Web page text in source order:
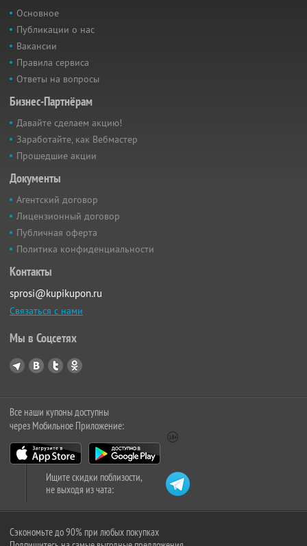
Основное
Публикации о нас
Вакансии
Правила сервиса
Ответы на вопросы
Бизнес-Партнёрам
Давайте сделаем акцию!
Заработайте, как Вебмастер
Прошедшие акции
Документы
Агентский договор
Лицензионный договор
Публичная оферта
Политика конфиденциальности
Контакты
sprosi@kupikupon.ru
Связаться с нами
Мы в Соцсетях
Все наши купоны доступны
через Мобильное Приложение:
Ищите скидки поблизости,
не выходя из чата:
Сэкономьте до 90% при любых покупках